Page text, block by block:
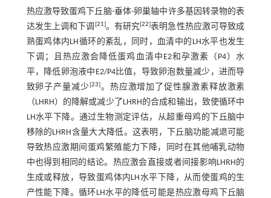
热应激导致蛋鸡下丘脑-垂体-卵巢轴中许多基因转录物的表
达发生上调和下调 [21]。有研究[22]表明急性热应激可导致成
熟蛋鸡体内LH循环的紊乱，同时，血清中的LH水平也发生
下调；且热应激会降低蛋鸡血清中E2和孕激素（P4）水
平，降低卵泡液中E2/P4比值，导致卵泡数量减少，进而导
致卵子产量减少[23]。热应激增加了促性腺激素释放激素
（LHRH）的降解或减少了LHRH的合成和输出，致使循环中
LH水平下降。通过生物测定评估，从超重母鸡的下丘脑中
移除的LHRH含量大大降低。这表明，下丘脑功能减退可能
导致热应激期间蛋鸡繁殖能力下降，同时在其他哺乳动物
中也得到相同的结论。热应激会直接或者间接影响LHRH的
生成或释放，导致蛋鸡体内LH水平下降，从而使蛋鸡的生
产性能下降。循环LH水平的降低可能是热应激母鸡下丘脑